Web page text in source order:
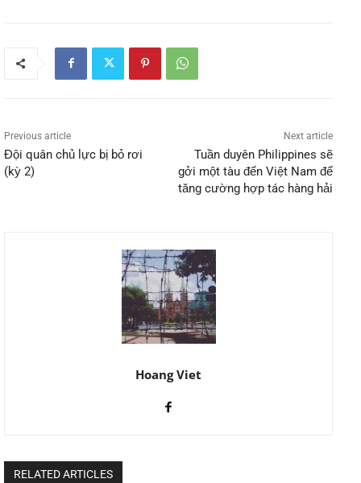
Previous article
Đội quân chủ lực bị bỏ rơi
(kỳ 2)
Next article
Tuần duyên Philippines sẽ
gởi một tàu đến Việt Nam để
tăng cường hợp tác hàng hải
Hoang Viet
RELATED ARTICLES